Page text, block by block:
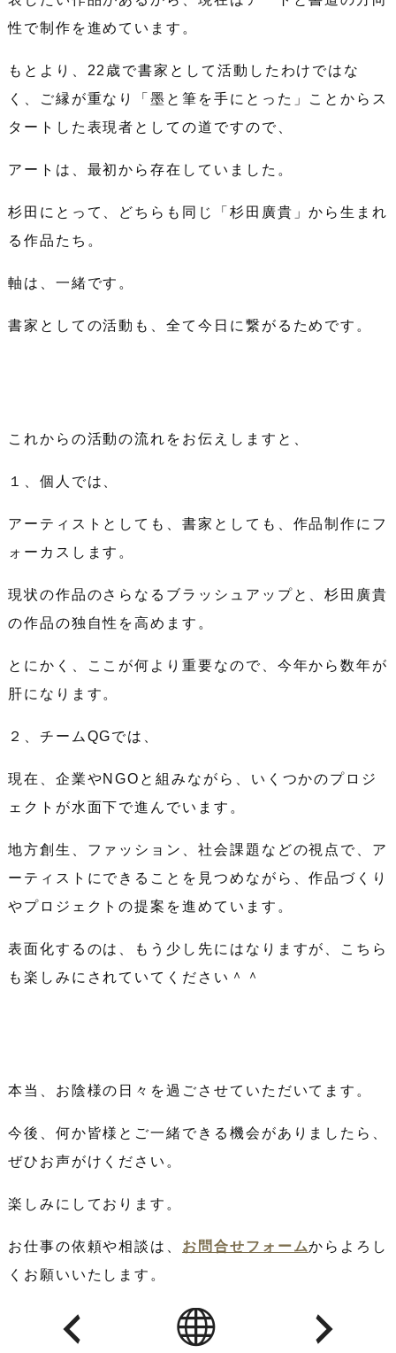
性で制作を進めています。
もとより、22歳で書家として活動したわけではな
く、ご縁が重なり「墨と筆を手にとった」ことからス
タートした表現者としての道ですので、
アートは、最初から存在していました。
杉田にとって、どちらも同じ「杉田廣貴」から生まれ
る作品たち。
軸は、一緒です。
書家としての活動も、全て今日に繋がるためです。
これからの活動の流れをお伝えしますと、
１、個人では、
アーティストとしても、書家としても、作品制作にフ
ォーカスします。
現状の作品のさらなるブラッシュアップと、杉田廣貴
の作品の独自性を高めます。
とにかく、ここが何より重要なので、今年から数年が
肝になります。
２、チームQGでは、
現在、企業やNGOと組みながら、いくつかのプロジ
ェクトが水面下で進んでいます。
地方創生、ファッション、社会課題などの視点で、ア
ーティストにできることを見つめながら、作品づくり
やプロジェクトの提案を進めています。
表面化するのは、もう少し先にはなりますが、こちら
も楽しみにされていてください＾＾
本当、お陰様の日々を過ごさせていただいてます。
今後、何か皆様とご一緒できる機会がありましたら、
ぜひお声がけください。
楽しみにしております。
お仕事の依頼や相談は、 お問合せフォームからよろし
くお願いいたします。